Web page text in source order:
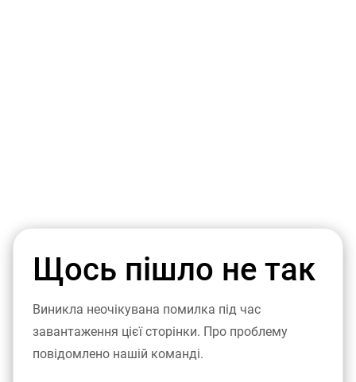
Щось пішло не так
Виникла неочікувана помилка під час
завантаження цієї сторінки. Про проблему
повідомлено нашій команді.